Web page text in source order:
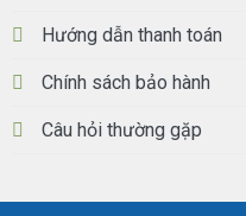
Hướng dẫn thanh toán
Chính sách bảo hành
Câu hỏi thường gặp